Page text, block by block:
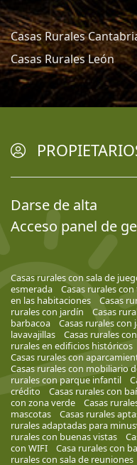
Casas Rurales
Casas Rurales León
Darse de alta
Acceso panel de
Casas rurales con sala de
esmerada
Casas rurales
en las habitaciones
Casas
rurales con jardín
Casas
barbacoa
Casas rurales con
lavavajillas
Casas rurales
rurales en edificios históricos
Casas rurales con
Casas rurales con mobiliario
rurales con parque infantil
crédito
Casas rurales con
con zona verde
Casas
mascotas
Casas rurales
rurales adaptadas para
rurales con buenas vistas
con WIFI
Casa rurales con
rurales con sala de reuniones